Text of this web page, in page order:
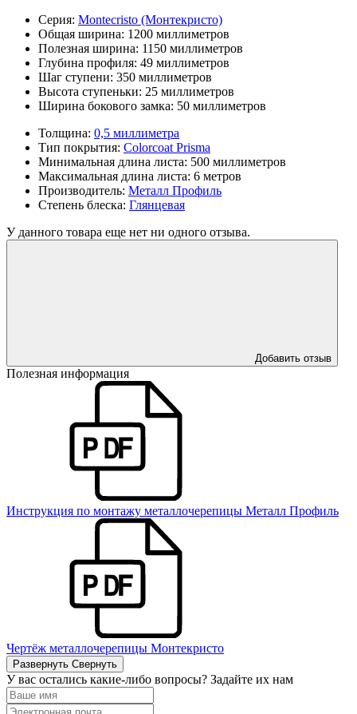
Серия: Montecristo (Монтекристо)
Общая ширина: 1200 миллиметров
Полезная ширина: 1150 миллиметров
Глубина профиля: 49 миллиметров
Шаг ступени: 350 миллиметров
Высота ступеньки: 25 миллиметров
Ширина бокового замка: 50 миллиметров
Толщина: 0,5 миллиметра
Тип покрытия: Colorcoat Prisma
Минимальная длина листа: 500 миллиметров
Максимальная длина листа: 6 метров
Производитель: Металл Профиль
Степень блеска: Глянцевая
У данного товара еще нет ни одного отзыва.
Добавить отзыв
Полезная информация
Инструкция по монтажу металлочерепицы Металл Профиль
Чертёж металлочерепицы Монтекристо
Развернуть Свернуть
У вас остались какие-либо вопросы? Задайте их нам